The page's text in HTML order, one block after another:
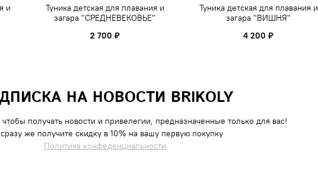
и
Туника детская для плавания и
загара "СРЕДНЕВЕКОВЬЕ"
2 700 ₽
Туника детская для плавания и
загара "ВИШНЯ"
4 200 ₽
НА НОВОСТИ BRIKOLY
чтобы получать новости и привелегии, предназначенные только для вас!
же получите скидку в 10% на вашу первую покупку
Политика конфеденциальности